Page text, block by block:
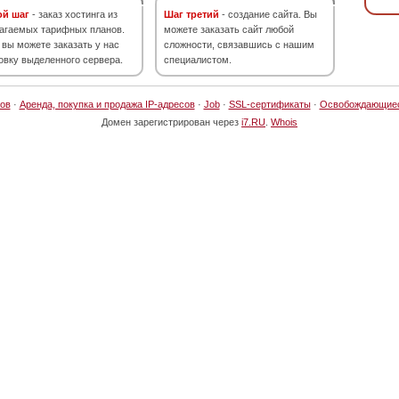
шаг - заказ хостинга из
тарифных планов.
можете заказать у нас
выделенного сервера.
Шаг третий - создание сайта. Вы
можете заказать сайт любой
сложности, связавшись с нашим
специалистом.
· Аренда, покупка и продажа IP-адресов· Job· SSL-сертификаты·
Домен зарегистрирован через i7.RU Whois